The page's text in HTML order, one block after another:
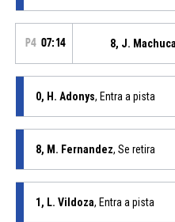
P4 07:14 8, J.
0, H. Adonys, Entra a pista
8, M. Fernandez, Se retira
1, L. Vildoza, Entra a pista